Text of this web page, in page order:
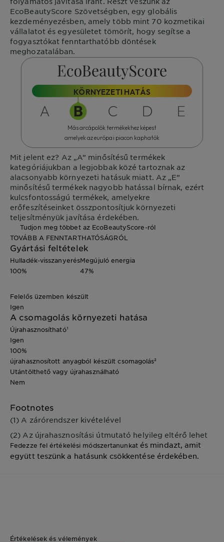
EcoBeautyScore Szövetségben, egy globális
kezdeményezésben, amely több mint 70 kozmetikai
vállalatot és egyesületet tömörít, hogy segítse a
fogyasztókat fenntarthatóbb döntések
meghozatalában.
KÖRNYEZETI HATÁS
Más arcápolók termékekhez képest
amelyek az európai piacon kaphatók
Mit jelent ez? Az „A” minősítésű termékek
kategóriájukban a legjobbak közé tartoznak az
alacsonyabb környezeti hatásuk miatt. Az „E”
minősítésű termékek nagyobb hatással bírnak, ezért
kulcsfontosságú termékek, amelyekre
erőfeszítéseinket összpontosítjuk környezeti
teljesítményük javítása érdekében.
Tudjon meg többet az EcoBeautyScore-ról
TOVÁBB A FENNTARTHATÓSÁGRÓL
Gyártási feltételek
Hulladék-visszanyerés
100%
Megújuló energia
47%
Felelős üzemben készült
Igen
A csomagolás környezeti hatása
Újrahasznosítható¹
Igen
100%
újrahasznosított anyagból készült csomagolás²
Utántölthető vagy újrahasználható
Nem
Footnotes
(1) A zárórendszer kivételével
(2) Az újrahasznosítási útmutató helyileg eltérő lehet
Fedezze fel értékelési módszertanunkatés mindazt, amit
együtt teszünk a hatásunk csökkentése érdekében.
Értékelések és vélemények